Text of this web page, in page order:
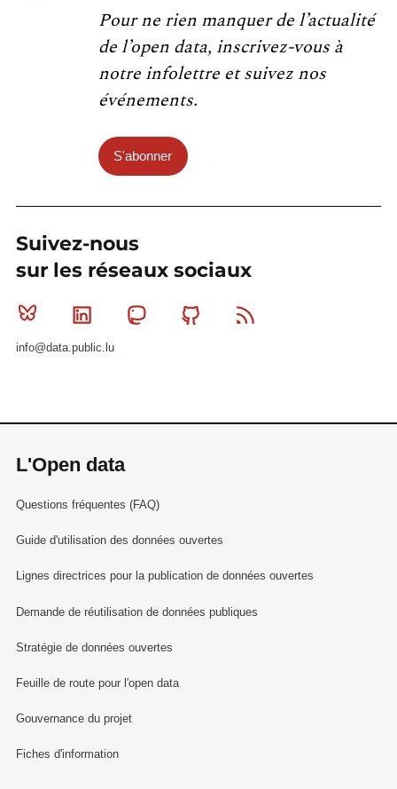
Pour ne rien manquer de l’actualité
de l’open data, inscrivez-vous à
notre infolettre et suivez nos
événements.
S'abonner
Suivez-nous
sur les réseaux sociaux
Bluesky Linkedin MastodonGithub
info@data.public.lu
L'Open data
Questions fréquentes (FAQ)
Guide d'utilisation des données ouvertes
Lignes directrices pour la publication de données ouvertes
Demande de réutilisation de données publiques
Stratégie de données ouvertes
Feuille de route pour l'open data
Gouvernance du projet
Fiches d'information